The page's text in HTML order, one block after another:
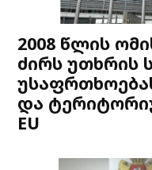
2008 წლის
ძირს უთხრის
და
EU